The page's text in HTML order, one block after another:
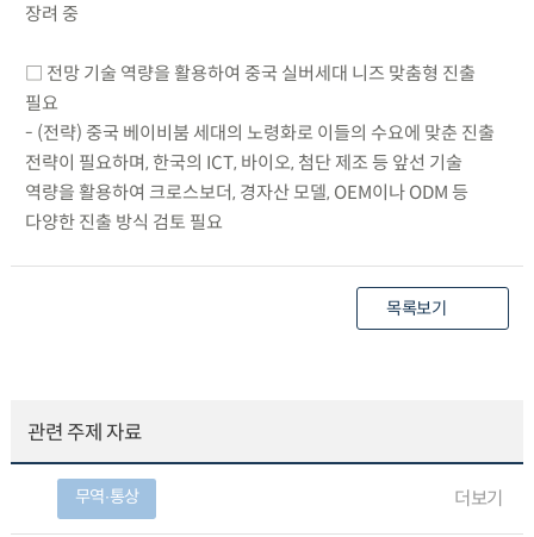
장려 중
□ 전망 기술 역량을 활용하여 중국 실버세대 니즈 맞춤형 진출
필요
- (전략) 중국 베이비붐 세대의 노령화로 이들의 수요에 맞춘 진출
전략이 필요하며, 한국의 ICT, 바이오, 첨단 제조 등 앞선 기술
역량을 활용하여 크로스보더, 경자산 모델, OEM이나 ODM 등
다양한 진출 방식 검토 필요
목록보기
관련 주제 자료
무역∙통상 더보기